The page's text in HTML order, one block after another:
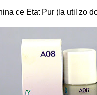
de Etat Pur (la utilizo